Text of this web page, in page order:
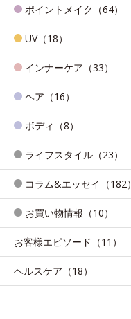
ポイントメイク（64）
UV（18）
インナーケア（33）
ヘア（16）
ボディ（8）
ライフスタイル（23）
コラム&エッセイ（182）
お買い物情報（10）
お客様エピソード（11）
ヘルスケア（18）